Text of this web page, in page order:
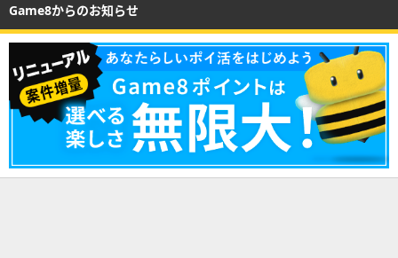
Game8からのお知らせ